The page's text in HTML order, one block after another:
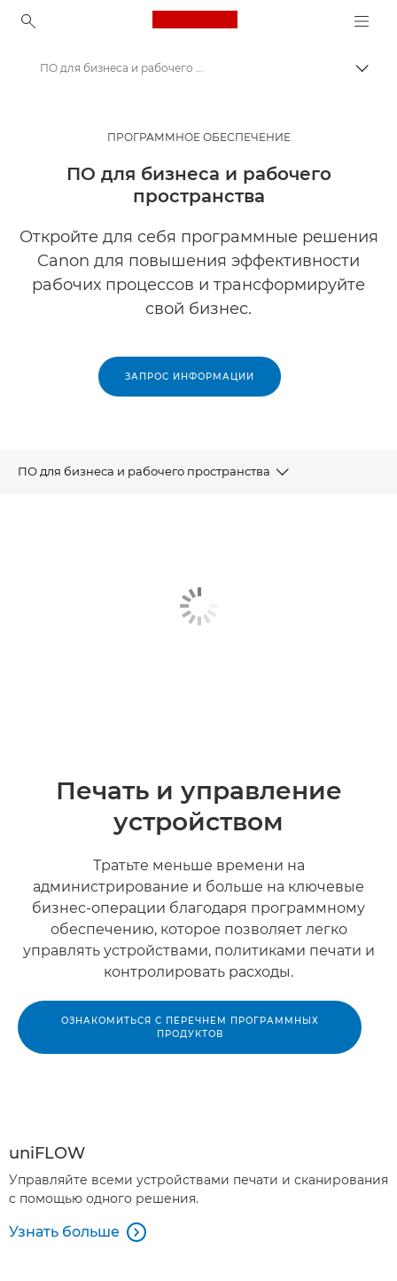
Canon Logo, back to
Решения и услуги
Продукты и решения для бизнеса
Программное обеспечение для бизнеса
ПО для бизнеса и рабочего пространства
ПРОГРАММНОЕ ОБЕСПЕЧЕНИЕ
ПО для бизнеса и рабочего
пространства
Откройте для себя программные решения
Canon для повышения эффективности
рабочих процессов и трансформируйте
свой бизнес.
ЗАПРОС ИНФОРМАЦИИ
ПО для бизнеса и рабочего пространства
ОБРАБОТКА ДОКУМЕНТОВ И ПРОЦЕССОВ
Печать и управление
устройством
Тратьте меньше времени на
администрирование и больше на ключевые
бизнес-операции благодаря программному
обеспечению, которое позволяет легко
управлять устройствами, политиками печати и
контролировать расходы.
ОЗНАКОМИТЬСЯ С ПЕРЕЧНЕМ ПРОГРАММНЫХ
ПРОДУКТОВ
uniFLOW
Управляйте всеми устройствами печати и сканирования
с помощью одного решения.
Узнать больше 